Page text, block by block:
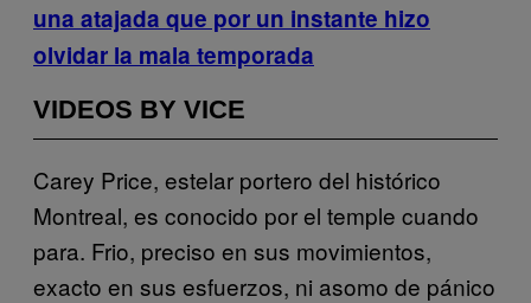
una atajada que por un instante hizo
olvidar la mala temporada
VIDEOS BY VICE
Carey Price, estelar portero del histórico
Montreal, es conocido por el temple cuando
para. Frio, preciso en sus movimientos,
exacto en sus esfuerzos, ni asomo de pánico